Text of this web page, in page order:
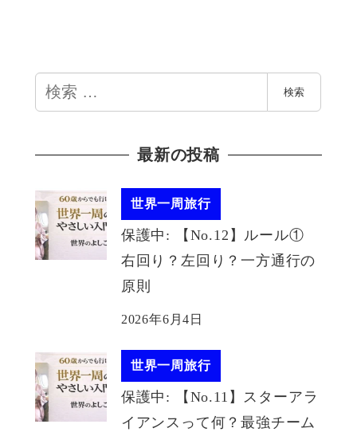
検
索
検索
最新の投稿
世界一周旅行
保護中: 【No.12】ルール①
右回り？左回り？一方通行の
原則
2026年6月4日
世界一周旅行
保護中: 【No.11】スターアラ
イアンスって何？最強チーム